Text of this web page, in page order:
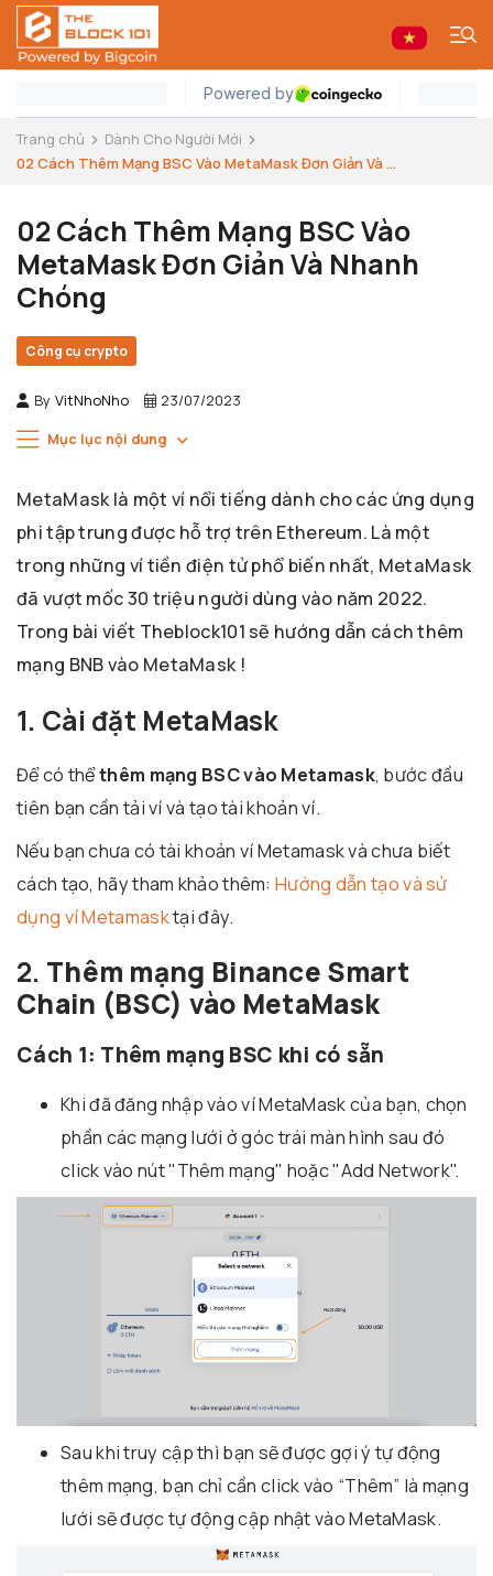
Trang chủ
Dành Cho Người Mới
02 Cách Thêm Mạng BSC Vào MetaMask Đơn Giản Và ...
02 Cách Thêm Mạng BSC Vào
MetaMask Đơn Giản Và Nhanh
Chóng
Công cụ crypto
By VitNhoNho 23/07/2023
Mục lục nội dung
MetaMask là một ví nổi tiếng dành cho các ứng dụng
phi tập trung được hỗ trợ trên Ethereum. Là một
trong những ví tiền điện tử phổ biến nhất, MetaMask
đã vượt mốc 30 triệu người dùng vào năm 2022.
Trong bài viết Theblock101 sẽ hướng dẫn cách thêm
mạng BNB vào MetaMask !
1. Cài đặt MetaMask
Để có thểthêm mạng BSC vào Metamask, bước đầu
tiên bạn cần tải ví và tạo tài khoản ví.
Nếu bạn chưa có tài khoản ví Metamask và chưa biết
cách tạo, hãy tham khảo thêm:Hướng dẫn tạo và sử
dụng ví Metamasktại đây.
2. Thêm mạng Binance Smart
Chain (BSC) vào MetaMask
Cách 1: Thêm mạng BSC khi có sẵn
Khi đã đăng nhập vào ví MetaMask của bạn, chọn
phần các mạng lưới ở góc trái màn hình sau đó
click vào nút "Thêm mạng" hoặc "Add Network".
Sau khi truy cập thì bạn sẽ được gợi ý tự động
thêm mạng, bạn chỉ cần click vào “Thêm” là mạng
lưới sẽ được tự động cập nhật vào MetaMask.